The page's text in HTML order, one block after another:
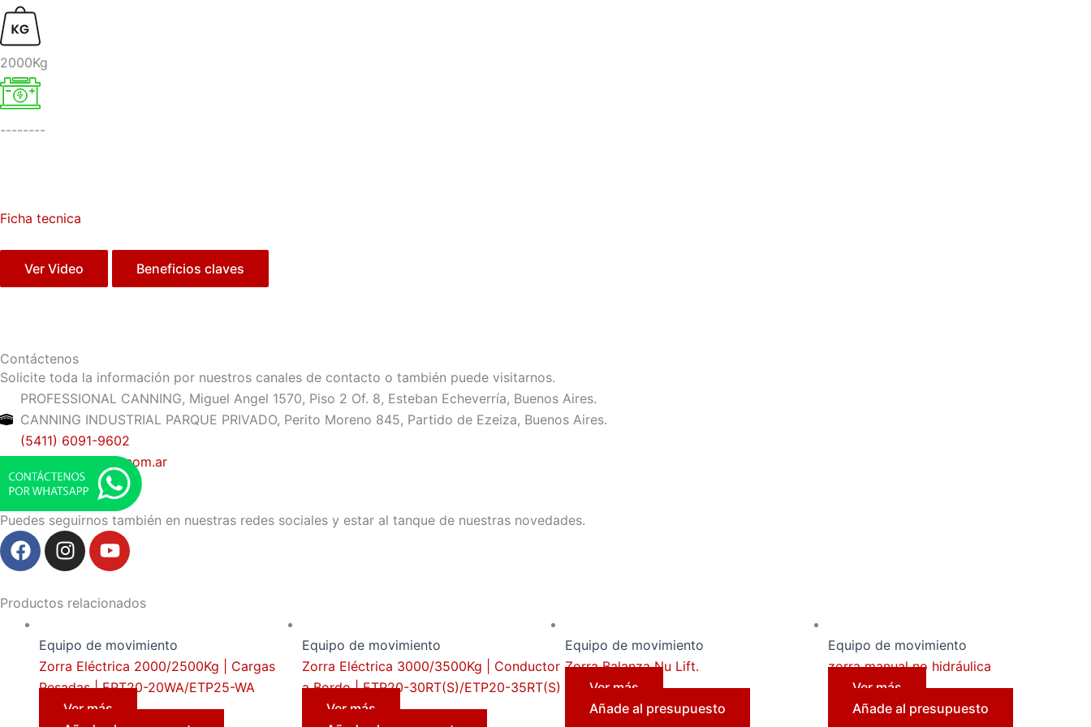
2000Kg
--------
Ficha tecnica
Ver Video Beneficios claves
Contáctenos
Solicite toda la información por nuestros canales de contacto o también puede visitarnos.
PROFESSIONAL CANNING, Miguel Angel 1570, Piso 2 Of. 8, Esteban Echeverría, Buenos Aires.
CANNING INDUSTRIAL PARQUE PRIVADO, Perito Moreno 845, Partido de Ezeiza, Buenos Aires.
(5411) 6091-9602
ventas@almatec.com.ar
Redes Sociales
Puedes seguirnos también en nuestras redes sociales y estar al tanque de nuestras novedades.
F
a
e
b
I
n
t
g
r
a
m
Y
o
t
b
e
Productos relacionados
Equipo de movimiento
Zorra Eléctrica 2000/2500Kg | Cargas
Pesadas | EPT20-20WA/ETP25-WA
Ver más
Equipo de movimiento
Zorra Eléctrica 3000/3500Kg | Conductor
a Bordo | ETP20-30RT(S)/ETP20-35RT(S)
Ver más
Equipo de movimiento
Zorra Balanza Nu Lift.
Ver más
Añade al presupuesto
Equipo de movimiento
zorra manual no hidráulica
Ver más
Añade al presupuesto